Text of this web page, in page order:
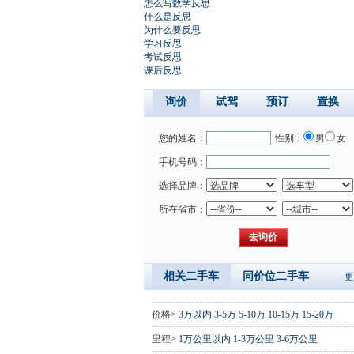
怎么写数学反思
什么是反思
为什么要反思
学习反思
考试反思
课后反思
询价 试驾 预订 置换
您的姓名： 性别： 男 女
手机号码：
选择品牌：
所在省市：
相关二手车 同价位二手车
价格> 3万以内 3-5万 5-10万 10-15万 15-20万
里程> 1万公里以内 1-3万公里 3-6万公里